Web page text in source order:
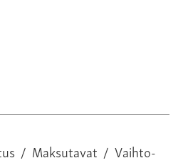
/ Maksutavat / Vaihto-